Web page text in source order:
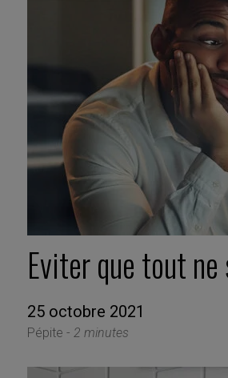
Eviter que tout ne
25 octobre 2021
Pépite - 2 minutes